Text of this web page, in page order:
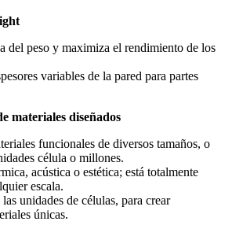
del peso y maximiza el rendimiento de los
variables de la pared para partes
materiales diseñados
funcionales de diversos tamaños, o
célula o millones.
acústica o estética; está totalmente
escala.
unidades de células, para crear
únicas.